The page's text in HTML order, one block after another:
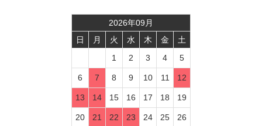
2026年09月
日
月 火 水 木 金
土
1
2 3 4 5
6 7 8 9 10 11 12
13 14 15 16 17 18 19
20 21 22 23 24 25 26